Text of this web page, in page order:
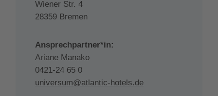
Wiener Str. 4
28359 Bremen
Ansprechpartner*in:
Ariane Manako
0421-24 65 0
universum@atlantic-hotels.de